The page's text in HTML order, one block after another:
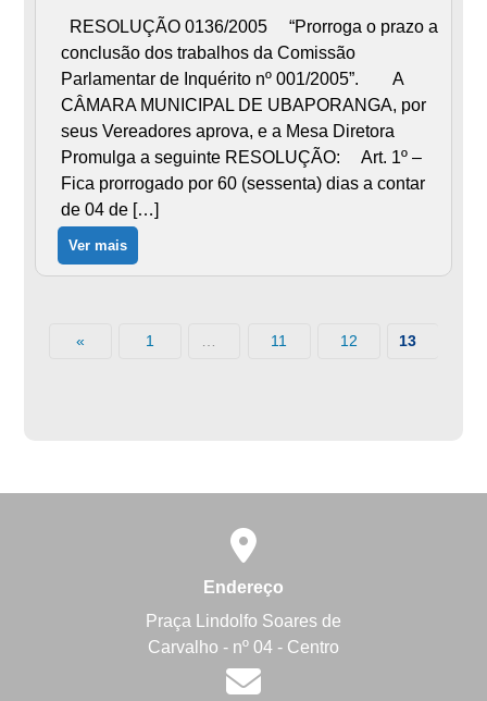
RESOLUÇÃO 0136/2005 “Prorroga o prazo a
conclusão dos trabalhos da Comissão
Parlamentar de Inquérito nº 001/2005”. A
CÂMARA MUNICIPAL DE UBAPORANGA, por
seus Vereadores aprova, e a Mesa Diretora
Promulga a seguinte RESOLUÇÃO: Art. 1º –
Fica prorrogado por 60 (sessenta) dias a contar
de 04 de […]
Ver mais
« 1 11 12 13
Endereço
Praça Lindolfo Soares de
Carvalho - nº 04 - Centro